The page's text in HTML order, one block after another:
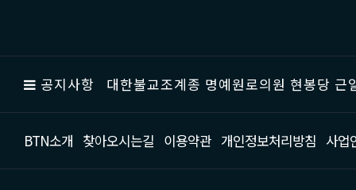
공지사항 대한불교조계종 명예원로의원 현봉당
BTN소개 찾아오시는길 이용약관 개인정보처리방침 사업